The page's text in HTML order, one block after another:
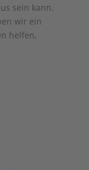
sein kann.
wir ein
helfen,